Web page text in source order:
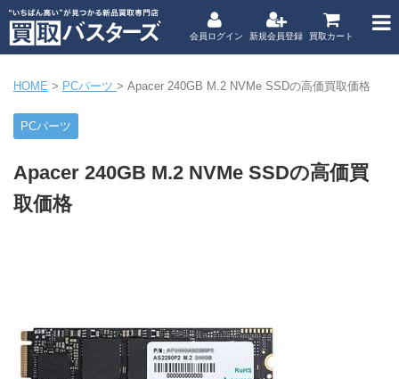
会員ログイン 新規会員登録 買取カート
HOME > PCパーツ > Apacer 240GB M.2 NVMe SSDの高価買取価格
PCパーツ
Apacer 240GB M.2 NVMe SSDの高価買
取価格